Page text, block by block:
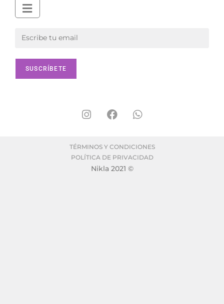
TÉRMINOS Y CONDICIONES
POLÍTICA DE PRIVACIDAD
Nikla 2021 ©